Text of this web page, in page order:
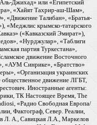
Джихад» или «Египетский
«Хайят Тахрир-аш-Шам»,
Талибан», «Братья-
«Меджлис крымско-татарского
(«Кавказский Эмират»),
«Нурджулар», «Таблиги
партия Туркестана»,
движение Восточного
«АУМ Синрике», «Братство»
«Организация украинских
движение ЛГБТ,
Иностранные агенты:
ТК Настоящее Время, The
«Радио Свободная Европа/
Фактограф, Север. Реалии,
Л. А., Савицкая Л.А., Маркелов